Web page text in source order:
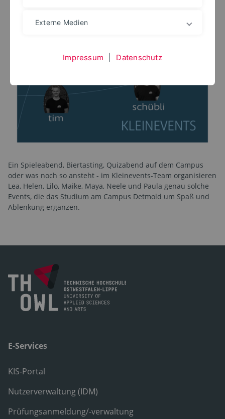
Ein Spieleabend, Biertasting, Quizabend auf dem Campus
oder was noch so ansteht - im Kleinevents-Team organisieren
Lea, Helen, Lilo, Maike, Maya, Neele und Paula genau solche
Events, die das Studium am Campus Detmold um Spaß und
Ablenkung ergänzen.
E-Services
KIS-Portal
Nutzerverwaltung (IDM)
Prüfungsanmeldung/-verwaltung
Externe Medien
Impressum Datenschutz